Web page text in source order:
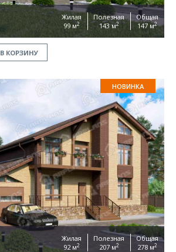
Жилая
99 м2
Полезная
143 м2
Общая
147 м2
В КОРЗИНУ
НОВИНКА
Жилая
92 м2
Полезная
207 м2
Общая
278 м2